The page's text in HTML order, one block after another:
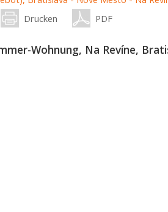
Drucken PDF
Wohnung, Na Revíne,